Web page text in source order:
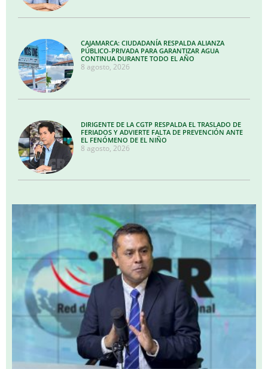
CAJAMARCA: CIUDADANÍA RESPALDA ALIANZA
PÚBLICO-PRIVADA PARA GARANTIZAR AGUA
CONTINUA DURANTE TODO EL AÑO
8 agosto, 2026
DIRIGENTE DE LA CGTP RESPALDA EL TRASLADO DE
FERIADOS Y ADVIERTE FALTA DE PREVENCIÓN ANTE
EL FENÓMENO DE EL NIÑO
8 agosto, 2026